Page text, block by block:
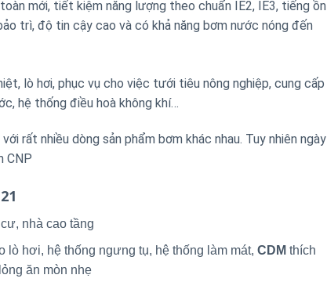
mới, tiết kiệm năng lượng theo chuẩn IE2, IE3, tiếng ồn
trì, độ tin cậy cao và có khả năng bơm nước nóng đến
lò hơi, phục vụ cho việc tưới tiêu nông nghiệp, cung cấp
hệ thống điều hoà không khí…
rất nhiều dòng sản phẩm bơm khác nhau. Tuy nhiên ngày
CNP
nhà cao tầng
hơi, hệ thống ngưng tụ, hệ thống làm mát, CDM thích
ăn mòn nhẹ